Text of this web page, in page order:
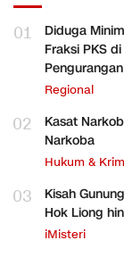
01
Diduga
Fraksi PKS
Regional
02
Kasat
Narkoba
Hukum &
03
Kisah
Hok Liong
iMisteri